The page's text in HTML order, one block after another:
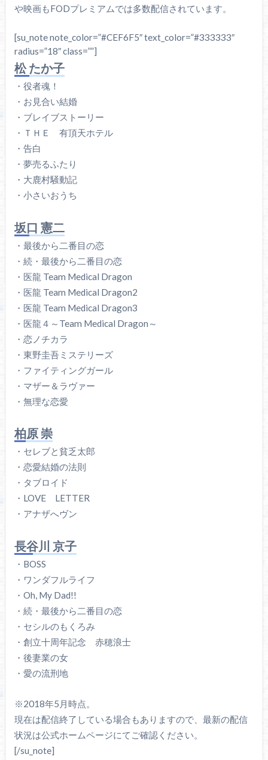
や映画もFODプレミアムでは多数配信されています。
[su_note note_color=”#CEF6F5″ text_color=”#333333″
radius=”18″ class=””]
松 たか子
・役者魂！
・お見合い結婚
・ブレイブストーリー
・ＴＨＥ 有頂天ホテル
・告白
・夢売るふたり
・大鹿村騒動記
・小さいおうち
坂口 憲二
・最後から二番目の恋
・続・最後から二番目の恋
・医龍 Team Medical Dragon
・医龍 Team Medical Dragon2
・医龍 Team Medical Dragon3
・医龍４～Team Medical Dragon～
・恋ノチカラ
・東野圭吾ミステリーズ
・ファイティングガール
・マザー＆ラヴァー
・無理な恋愛
柏原 崇
・セレブと貧乏太郎
・恋愛結婚の法則
・タブロイド
・LOVE LETTER
・アナザへヴン
長谷川 京子
・BOSS
・ワンダフルライフ
・Oh, My Dad!!
・続・最後から二番目の恋
・セシルのもくろみ
・創立十周年記念 赤穂浪士
・後妻業の女
・愛の流刑地
※2018年5月時点。
現在は配信終了している場合もありますので、最新の配信
状況は公式ホームページにてご確認ください。
[/su_note]